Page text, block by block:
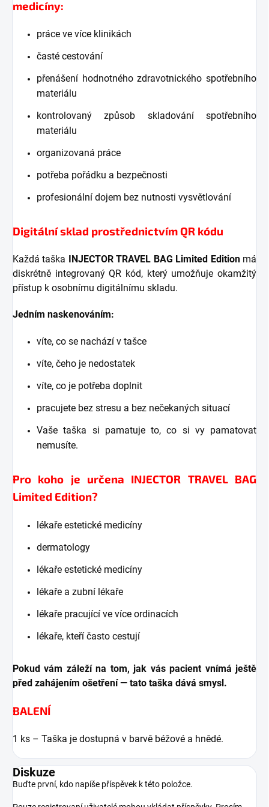
medicíny:
práce ve více klinikách
časté cestování
přenášení hodnotného zdravotnického spotřebního
materiálu
kontrolovaný způsob skladování spotřebního
materiálu
organizovaná práce
potřeba pořádku a bezpečnosti
profesionální dojem bez nutnosti vysvětlování
Digitální sklad prostřednictvím QR kódu
Každá taška INJECTOR TRAVEL BAG Limited Editionmá
diskrétně integrovaný QR kód, který umožňuje okamžitý
přístup k osobnímu digitálnímu skladu.
Jedním naskenováním:
víte, co se nachází v tašce
víte, čeho je nedostatek
víte, co je potřeba doplnit
pracujete bez stresu a bez nečekaných situací
Vaše taška si pamatuje to, co si vy pamatovat
nemusíte.
Pro koho je určena INJECTOR TRAVEL BAG
Limited Edition?
lékaře estetické medicíny
dermatology
lékaře estetické medicíny
lékaře a zubní lékaře
lékaře pracující ve více ordinacích
lékaře, kteří často cestují
Pokud vám záleží na tom, jak vás pacient vnímá ještě
před zahájením ošetření — tato taška dává smysl.
BALENÍ
1 ks – Taška je dostupná v barvě béžové a hnědé.
Diskuze
Buďte první, kdo napíše příspěvek k této položce.